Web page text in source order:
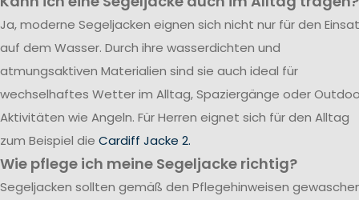
Ja, moderne Segeljacken eignen sich nicht nur für den
auf dem Wasser. Durch ihre wasserdichten und
atmungsaktiven Materialien sind sie auch ideal für
wechselhaftes Wetter im Alltag, Spaziergänge oder
Aktivitäten wie Angeln. Für Herren eignet sich für den Alltag
zum Beispiel die Cardiff Jacke 2.
Wie pflege ich meine Segeljacke richtig?
Segeljacken sollten gemäß den Pflegehinweisen